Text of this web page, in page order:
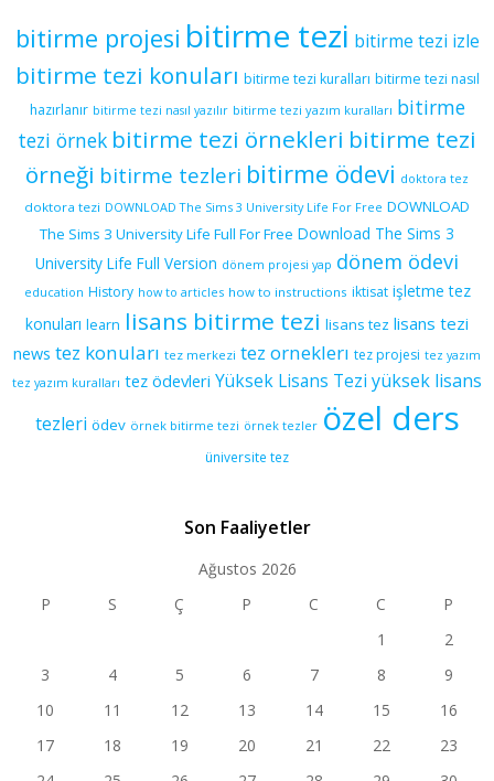
bitirme projesi bitirme tezi bitirme tezi izle
bitirme tezi konuları bitirme tezi kuralları bitirme tezi nasıl
hazırlanır bitirme tezi nasıl yazılır bitirme tezi yazım kuralları bitirme
tezi örnek bitirme tezi örnekleri bitirme tezi
örneği bitirme tezleri bitirme ödevi doktora tez
doktora tezi DOWNLOAD The Sims 3 University Life For Free DOWNLOAD
The Sims 3 University Life Full For Free Download The Sims 3
University Life Full Version dönem projesi yap dönem ödevi
education History how to articles how to instructions iktisat işletme tez
konuları learn lisans bitirme tezi lisans tez lisans tezi
news tez konuları tez merkezi tez orneklerı tez projesi tez yazım
tez yazım kuralları tez ödevleri Yüksek Lisans Tezi yüksek lisans
tezleri ödev örnek bitirme tezi örnek tezler özel ders
üniversite tez
Son Faaliyetler
Ağustos 2026
P
S Ç P C C
P
1
2
3
4 5 6 7 8
9
10
11 12 13 14 15
16
17
18 19 20 21 22
23